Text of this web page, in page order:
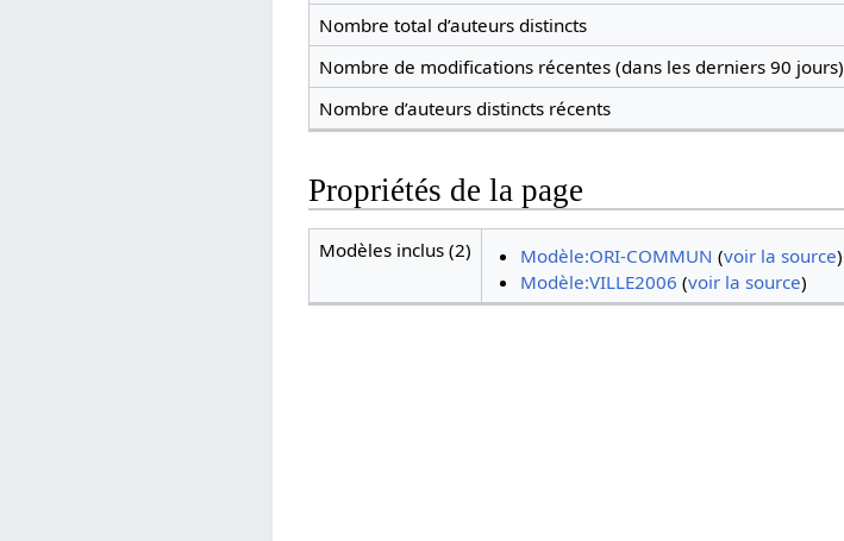
Nombre total d’auteurs distincts
Nombre de modifications récentes (dans les derniers 90 jours)
Nombre d’auteurs distincts récents
Propriétés de la page
Modèles inclus (2) Modèle:ORI-COMMUN (voir la source)
Modèle:VILLE2006 (voir la source)